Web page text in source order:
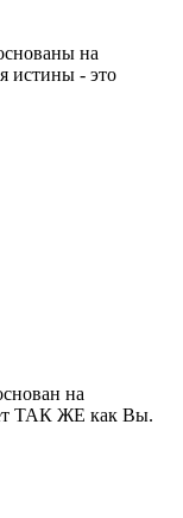
на
истины - это
на
ТАК ЖЕ как Вы.